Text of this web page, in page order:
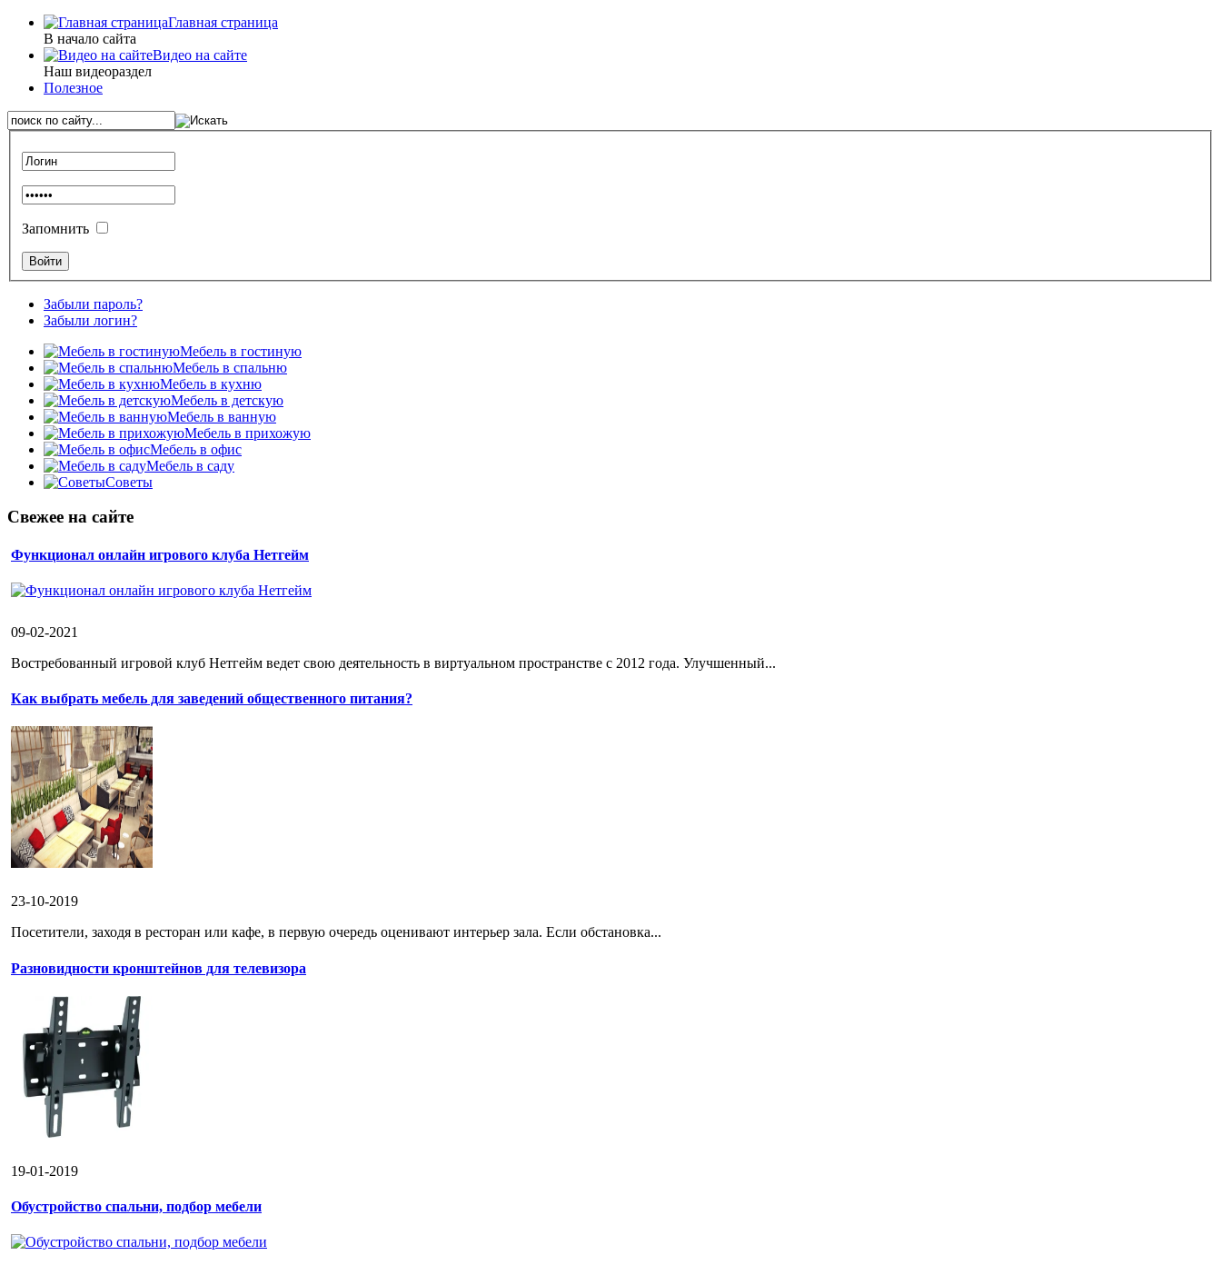
Главная страница
В начало сайта
Видео на сайте
Наш видеораздел
Полезное
Запомнить
Забыли пароль?
Забыли логин?
Мебель в гостиную
Мебель в спальню
Мебель в кухню
Мебель в детскую
Мебель в ванную
Мебель в прихожую
Мебель в офис
Мебель в саду
Советы
Свежее на сайте
Функционал онлайн игрового клуба Нетгейм
09-02-2021
Востребованный игровой клуб Нетгейм ведет свою деятельность в виртуальном пространстве с 2012 года. Улучшенный...
Как выбрать мебель для заведений общественного питания?
23-10-2019
Посетители, заходя в ресторан или кафе, в первую очередь оценивают интерьер зала. Если обстановка...
Разновидности кронштейнов для телевизора
19-01-2019
Обустройство спальни, подбор мебели